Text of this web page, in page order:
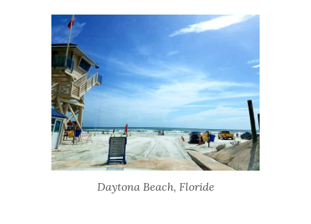
Daytona Beach, Floride